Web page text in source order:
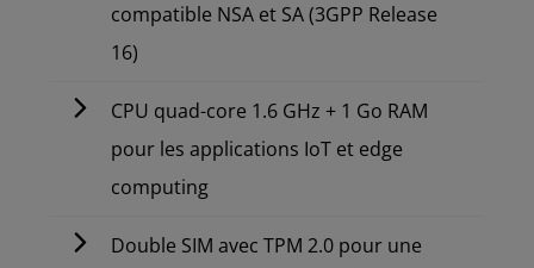
compatible NSA et SA (3GPP Release
16)
CPU quad-core 1.6 GHz + 1 Go RAM
pour les applications IoT et edge
computing
Double SIM avec TPM 2.0 pour une